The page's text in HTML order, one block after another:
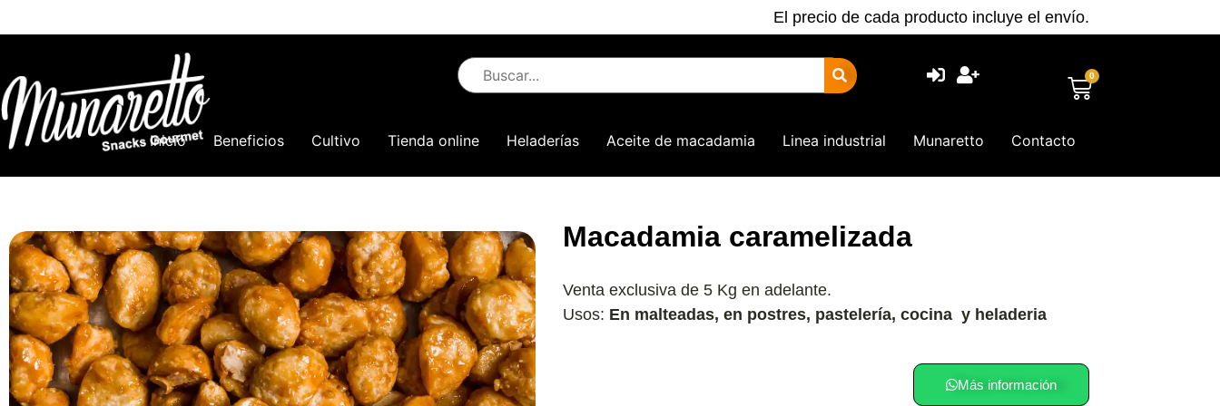
El precio de cada producto incluye el envío.
0
Inicio Beneficios Cultivo Tienda online Heladerías Aceite de macadamia Linea industrial Munaretto Contacto
Macadamia caramelizada
Venta exclusiva de 5 Kg en adelante.
Usos: En malteadas, en postres, pastelería, cocina y heladeria
Más información